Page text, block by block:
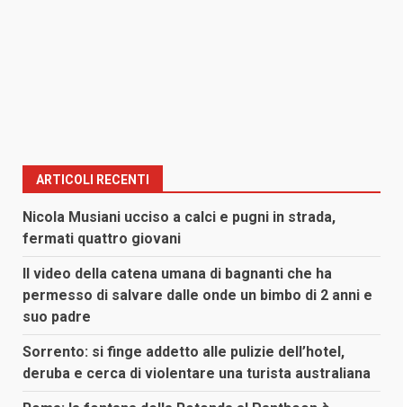
ARTICOLI RECENTI
Nicola Musiani ucciso a calci e pugni in strada,
fermati quattro giovani
Il video della catena umana di bagnanti che ha
permesso di salvare dalle onde un bimbo di 2 anni e
suo padre
Sorrento: si finge addetto alle pulizie dell’hotel,
deruba e cerca di violentare una turista australiana